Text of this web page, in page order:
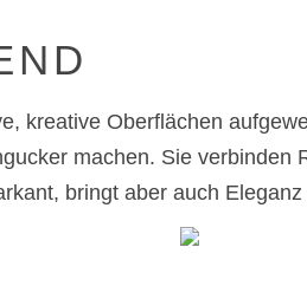
kreative Oberflächen
machen. Sie
bringt aber auch